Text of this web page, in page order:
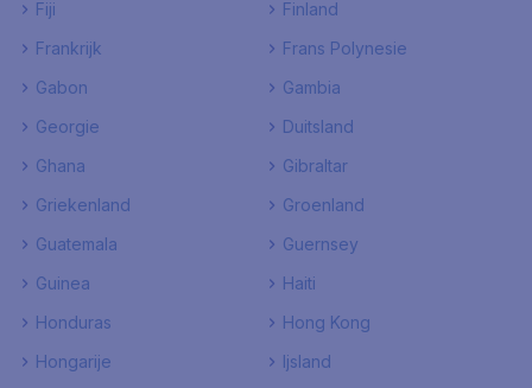
Fiji
Finland
Frankrijk
Frans Polynesie
Gabon
Gambia
Georgie
Duitsland
Ghana
Gibraltar
Griekenland
Groenland
Guatemala
Guernsey
Guinea
Haiti
Honduras
Hong Kong
Hongarije
Ijsland